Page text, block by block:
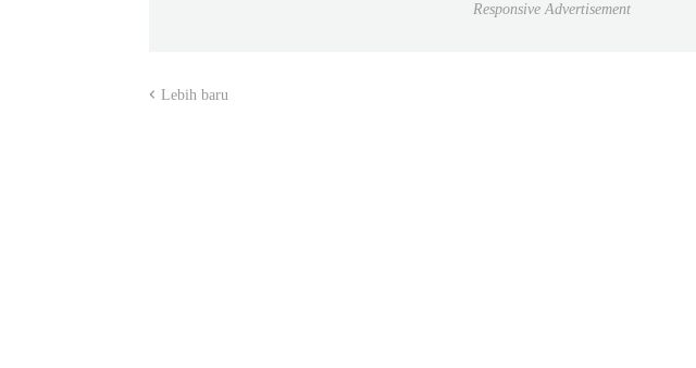
Responsive Advertisement
Lebih baru